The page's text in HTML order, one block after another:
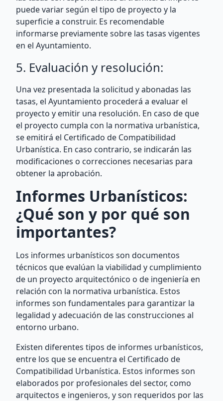
puede variar según el tipo de proyecto y la
superficie a construir. Es recomendable
informarse previamente sobre las tasas vigentes
en el Ayuntamiento.
5. Evaluación y resolución:
Una vez presentada la solicitud y abonadas las
tasas, el Ayuntamiento procederá a evaluar el
proyecto y emitir una resolución. En caso de que
el proyecto cumpla con la normativa urbanística,
se emitirá el Certificado de Compatibilidad
Urbanística. En caso contrario, se indicarán las
modificaciones o correcciones necesarias para
obtener la aprobación.
Informes Urbanísticos:
¿Qué son y por qué son
importantes?
Los informes urbanísticos son documentos
técnicos que evalúan la viabilidad y cumplimiento
de un proyecto arquitectónico o de ingeniería en
relación con la normativa urbanística. Estos
informes son fundamentales para garantizar la
legalidad y adecuación de las construcciones al
entorno urbano.
Existen diferentes tipos de informes urbanísticos,
entre los que se encuentra el Certificado de
Compatibilidad Urbanística. Estos informes son
elaborados por profesionales del sector, como
arquitectos e ingenieros, y son requeridos por las